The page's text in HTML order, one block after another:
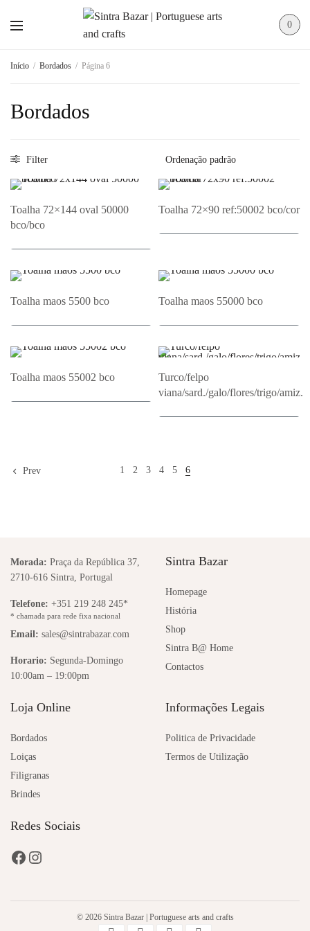
0
Início / Bordados / Página 6
Bordados
Filter
Toalha 72×144 oval 50000
bco/bco
Adicionar ao Orçamento
Toalha 72×90 ref:50002 bco/cor
Toalha maos 5500 bco
Adicionar ao Orçamento
Toalha maos 55000 bco
Adicionar ao Orçamento
Toalha maos 55002 bco
Turco/felpo
viana/sard./galo/flores/trigo/amiz.
Prev 1 2 3 4 5 6
Morada: Praça da República 37,
2710-616 Sintra, Portugal
Telefone: +351 219 248 245*
* chamada para rede fixa nacional
Email: sales@sintrabazar.com
Horario: Segunda-Domingo
10:00am – 19:00pm
Sintra Bazar
Homepage
História
Shop
Sintra B@ Home
Contactos
Loja Online
Bordados
Loiças
Filigranas
Brindes
Informações Legais
Politica de Privacidade
Termos de Utilização
Redes Sociais
© 2026 Sintra Bazar | Portuguese arts and crafts